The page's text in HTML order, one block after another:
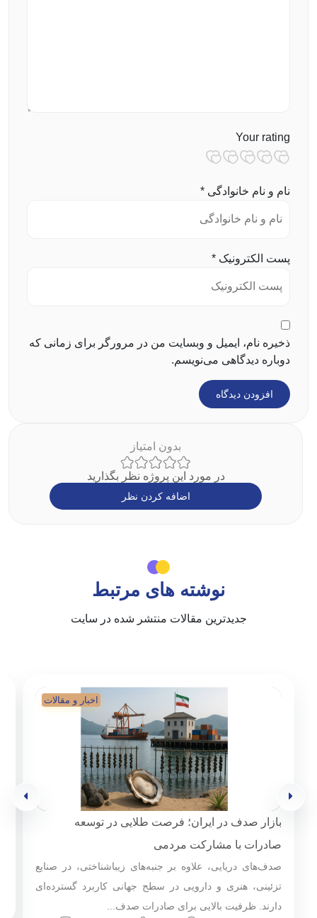
Your rating
نام و نام خانوادگی *
پست الکترونیک *
ذخیره نام، ایمیل و وبسایت من در مرورگر برای زمانی که
دوباره دیدگاهی می‌نویسم.
بدون امتیاز
در مورد این پروژه نظر بگذارید
اضافه کردن نظر
نوشته های مرتبط
جدیدترین مقالات منتشر شده در سایت
اخبار و مقالات
بازار صدف در ایران؛ فرصت طلایی در توسعه
صادرات با مشارکت مردمی
صدف‌های دریایی، علاوه بر جنبه‌های زیباشناختی، در صنایع
تزئینی، هنری و دارویی در سطح جهانی کاربرد گسترده‌ای
دارند. ظرفیت بالایی برای صادرات صدف...